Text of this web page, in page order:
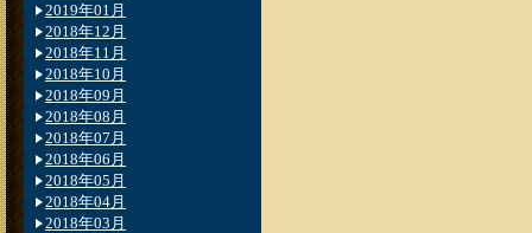
2019年01月
2018年12月
2018年11月
2018年10月
2018年09月
2018年08月
2018年07月
2018年06月
2018年05月
2018年04月
2018年03月